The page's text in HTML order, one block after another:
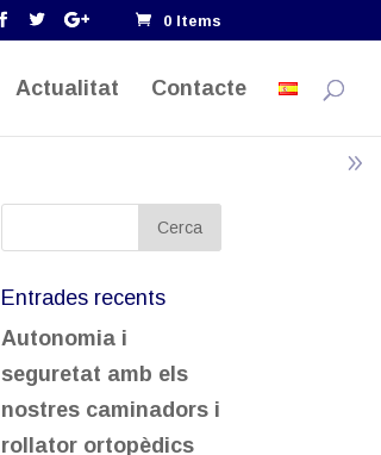
0 Items
Actualitat Contacte
Entrades recents
Autonomia i
seguretat amb els
nostres caminadors i
rollator ortopèdics